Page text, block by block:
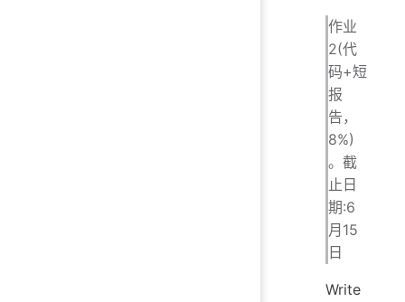
作业
2(代
码+短
报
告，
8%)
。截
止日
期:6
月15
日
Write